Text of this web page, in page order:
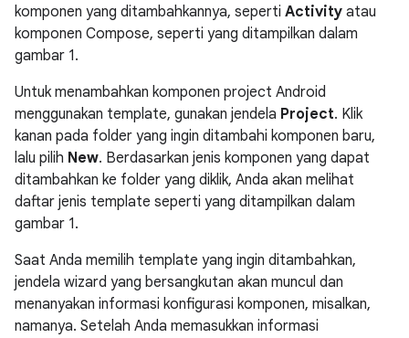
komponen yang ditambahkannya, seperti Activity atau
komponen Compose, seperti yang ditampilkan dalam
gambar 1.
Untuk menambahkan komponen project Android
menggunakan template, gunakan jendela Project. Klik
kanan pada folder yang ingin ditambahi komponen baru,
lalu pilih New. Berdasarkan jenis komponen yang dapat
ditambahkan ke folder yang diklik, Anda akan melihat
daftar jenis template seperti yang ditampilkan dalam
gambar 1.
Saat Anda memilih template yang ingin ditambahkan,
jendela wizard yang bersangkutan akan muncul dan
menanyakan informasi konfigurasi komponen, misalkan,
namanya. Setelah Anda memasukkan informasi